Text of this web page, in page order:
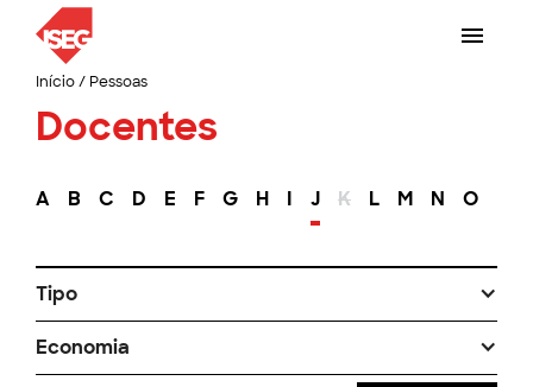
Início/ Pessoas
Docentes
A B C D E F G H I J K L M N O
Tipo
Economia